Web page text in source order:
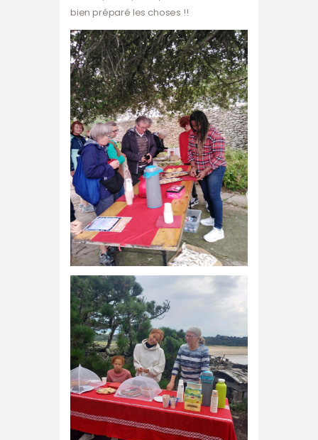
bien préparé les choses !!